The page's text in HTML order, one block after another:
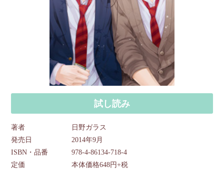
試し読み
著者
日野ガラス
発売日
2014年9月
ISBN・品番
978-4-86134-718-4
定価
本体価格648円+税